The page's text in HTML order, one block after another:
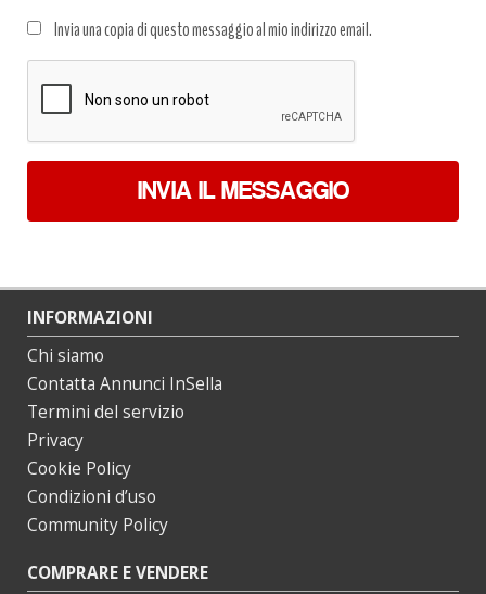
dati
*
Invia una copia di questo messaggio al mio indirizzo email.
INVIA IL MESSAGGIO
INFORMAZIONI
Chi siamo
Contatta Annunci InSella
Termini del servizio
Privacy
Cookie Policy
Condizioni d’uso
Community Policy
COMPRARE E VENDERE